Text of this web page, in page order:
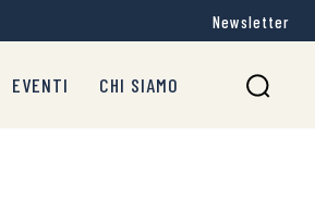
Newsletter
EVENTI CHI SIAMO